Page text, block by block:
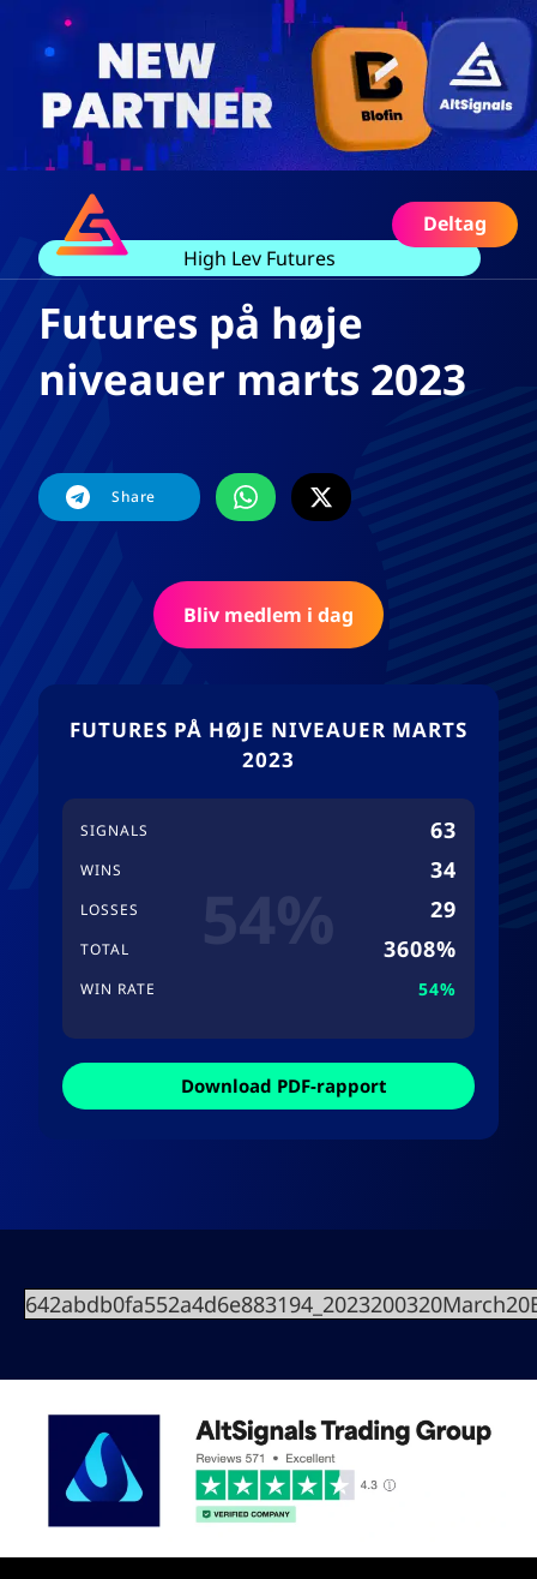
Deltag
High Lev Futures
Futures på høje
niveauer marts 2023
Share
Bliv medlem i dag
FUTURES PÅ HØJE NIVEAUER MARTS
2023
SIGNALS 63
WINS 34
LOSSES 29
TOTAL 3608%
WIN RATE 54%
Download PDF-rapport